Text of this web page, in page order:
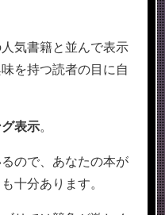
気書籍と並んで表示
を持つ読者の目に自
表示。
ので、あなたの本が
十分あります。